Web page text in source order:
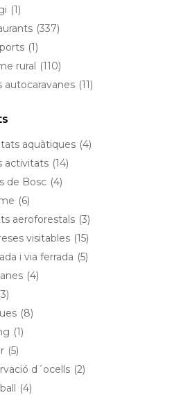
(1)
(337)
(1)
rural (110)
autocaravanes (11)
aquàtiques (4)
activitats (14)
de Bosc (4)
(6)
aeroforestals (3)
visitables (15)
i via ferrada (5)
(4)
(8)
(1)
(5)
d´ocells (2)
(4)